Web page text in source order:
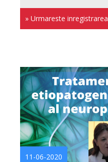
» Urmareste inregistrarea
11-06-2020